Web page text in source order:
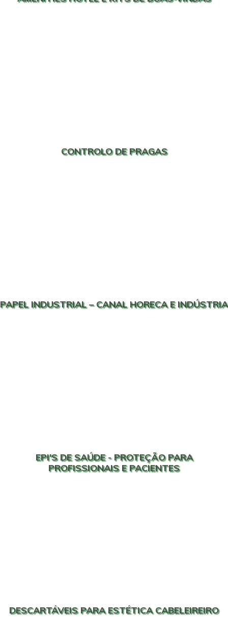
CONTROLO DE PRAGAS
PAPEL INDUSTRIAL – CANAL HORECA E INDÚSTRIA
EPI'S DE SAÚDE - PROTEÇÃO PARA
PROFISSIONAIS E PACIENTES
DESCARTÁVEIS PARA ESTÉTICA CABELEIREIRO